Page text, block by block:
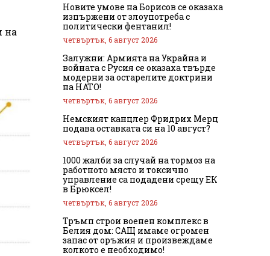
на
Новите умове на Борисов се оказаха
изпържени от злоупотреба с
политически фентанил!
четвъртък, 6 август 2026
Залужни: Армията на Украйна и
войната с Русия се оказаха твърде
модерни за остарелите доктрини
на НАТО!
четвъртък, 6 август 2026
Немският канцлер Фридрих Мерц
подава оставката си на 10 август?
четвъртък, 6 август 2026
1000 жалби за случай на тормоз на
работното място и токсично
управление са подадени срещу ЕК
в Брюксел!
четвъртък, 6 август 2026
Тръмп строи военен комплекс в
Белия дом: САЩ имаме огромен
запас от оръжия и произвеждаме
колкото е необходимо!